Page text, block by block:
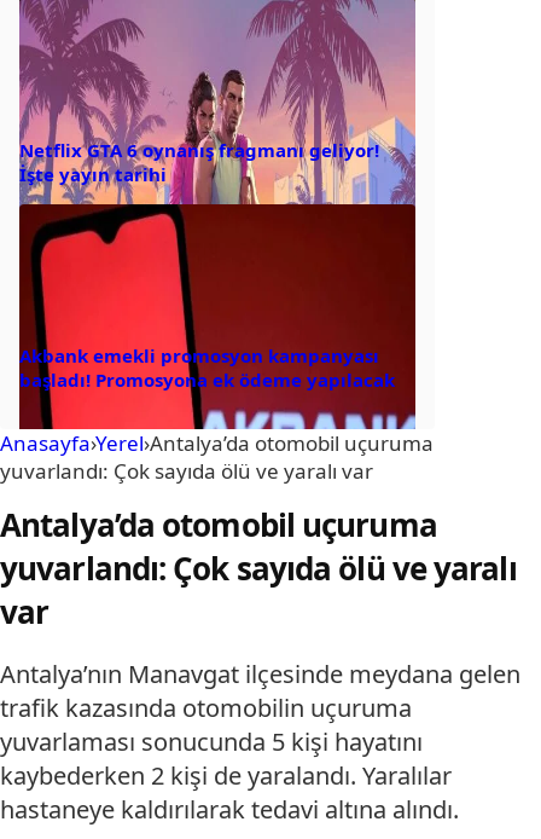
Netflix GTA 6 oynanış fragmanı geliyor!
İşte yayın tarihi
Akbank emekli promosyon kampanyası
başladı! Promosyona ek ödeme yapılacak
Anasayfa›Yerel›Antalya’da otomobil uçuruma
yuvarlandı: Çok sayıda ölü ve yaralı var
Antalya’da otomobil uçuruma
yuvarlandı: Çok sayıda ölü ve yaralı
var
Antalya’nın Manavgat ilçesinde meydana gelen
trafik kazasında otomobilin uçuruma
yuvarlaması sonucunda 5 kişi hayatını
kaybederken 2 kişi de yaralandı. Yaralılar
hastaneye kaldırılarak tedavi altına alındı.